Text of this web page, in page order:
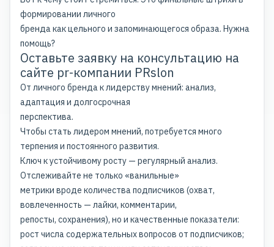
формировании личного
бренда как цельного и запоминающегося образа. Нужна
помощь?
Оставьте заявку на консультацию на
сайте pr-компании PRslon
От личного бренда к лидерству мнений: анализ,
адаптация и долгосрочная
перспектива.
Чтобы стать лидером мнений, потребуется много
терпения и постоянного развития.
Ключ к устойчивому росту — регулярный анализ.
Отслеживайте не только «ванильные»
метрики вроде количества подписчиков (охват,
вовлеченность — лайки, комментарии,
репосты, сохранения), но и качественные показатели:
рост числа содержательных вопросов от подписчиков;